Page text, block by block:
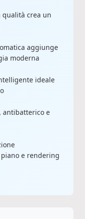
crea un
aggiunge
moderna
ideale
antibatterico e
e rendering